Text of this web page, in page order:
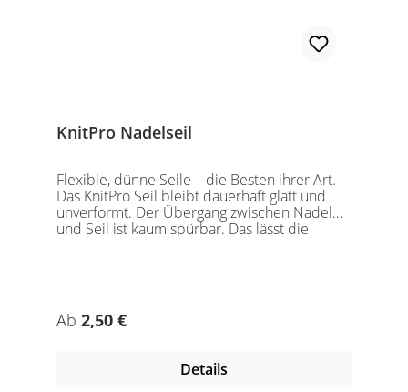
KnitPro Nadelseil
Flexible, dünne Seile – die Besten ihrer Art.
Das KnitPro Seil bleibt dauerhaft glatt und
unverformt. Der Übergang zwischen Nadel
und Seil ist kaum spürbar. Das lässt die
Packung beigefügt ist. KnitPro Seilkappen
sorgen für eine einfache Aufbewahrung oder
besteht aus 1 Seil, 2 Seilkappen und dem
speziell entwickelten KnitPro
Regulärer Preis:
Ab 2,50 €
Details